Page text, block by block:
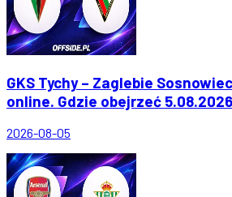
GKS Tychy – Zaglebie
online. Gdzie obejrzeć
2026-08-05